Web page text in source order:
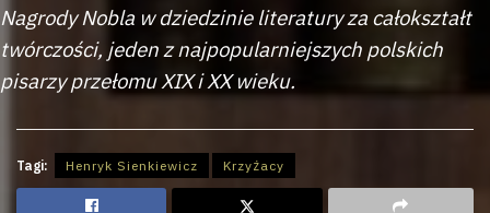
Nagrody Nobla w dziedzinie literatury za całokształt
twórczości, jeden z najpopularniejszych polskich
pisarzy przełomu XIX i XX wieku.
Tagi: Henryk Sienkiewicz Krzyżacy